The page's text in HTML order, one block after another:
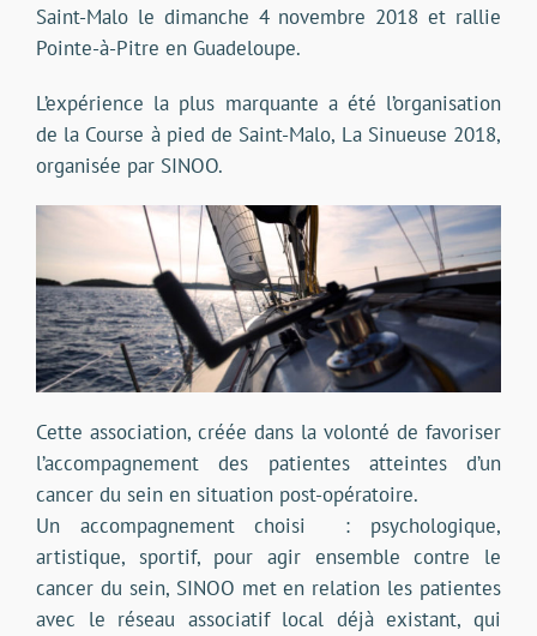
Saint-Malo le dimanche 4 novembre 2018 et rallie
Pointe-à-Pitre en Guadeloupe.
L’expérience la plus marquante a été l’organisation
de la Course à pied de Saint-Malo, La Sinueuse 2018,
organisée par SINOO.
Cette association, créée dans la volonté de favoriser
l’accompagnement des patientes atteintes d’un
cancer du sein en situation post-opératoire.
Un accompagnement choisi : psychologique,
artistique, sportif, pour agir ensemble contre le
cancer du sein, SINOO met en relation les patientes
avec le réseau associatif local déjà existant, qui